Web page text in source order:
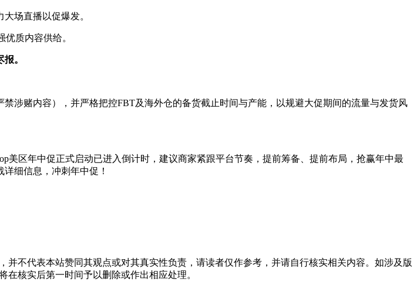
大场直播以促爆发。
优质内容供给。
。
涉赌内容），并严格把控FBT及海外仓的备货截止时间与产能，以规避大促期间的流量与发货风
美区年中促正式启动已进入倒计时，建议商家紧跟平台节奏，提前筹备、提前布局，抢赢年中最
细信息，冲刺年中促！
不代表本站赞同其观点或对其真实性负责，请读者仅作参考，并请自行核实相关内容。如涉及版
核实后第一时间予以删除或作出相应处理。